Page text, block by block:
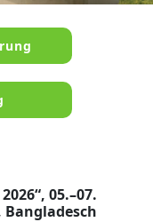
05.–07.
Bangladesch